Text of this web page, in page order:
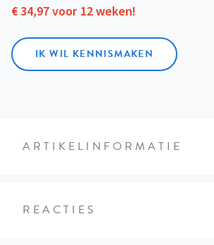
€ 34,97 voor 12 weken!
IK WIL KENNISMAKEN
ARTIKELINFORMATIE
REACTIES